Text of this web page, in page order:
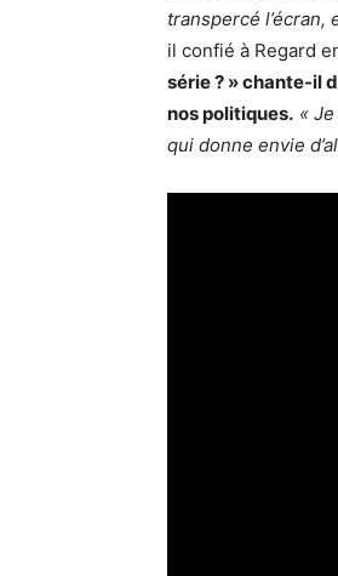
transpercé
il confié à Regard
série ? » chante-il
nos politiques. «
qui donne envie